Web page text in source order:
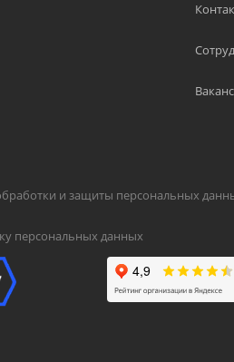
и защиты персональных
персональных данных